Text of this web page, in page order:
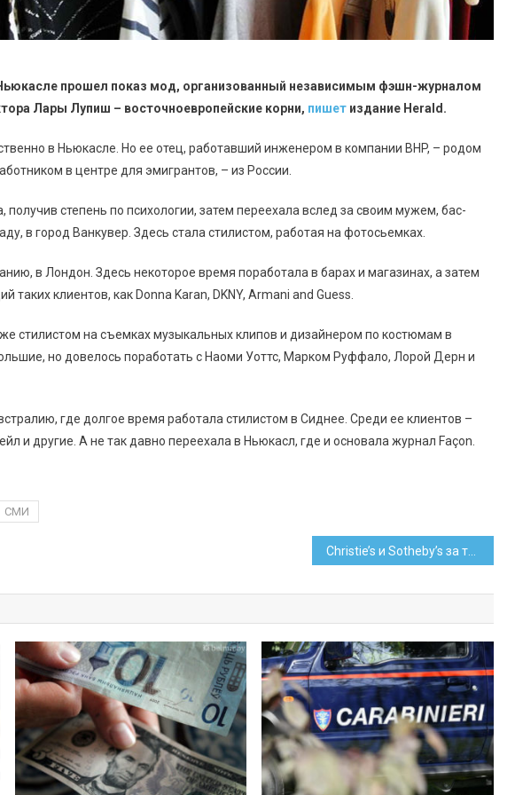
Ньюкасле прошел показ мод, организованный независимым фэшн-журналом
Лары Лупиш – восточноевропейские корни, пишет издание Herald.
в Ньюкасле. Но ее отец, работавший инженером в компании BHP, – родом
в центре для эмигрантов, – из России.
степень по психологии, затем переехала вслед за своим мужем, бас-
в город Ванкувер. Здесь стала стилистом, работая на фотосьемках.
в Лондон. Здесь некоторое время поработала в барах и магазинах, а затем
клиентов, как Donna Karan, DKNY, Armani and Guess.
стилистом на съемках музыкальных клипов и дизайнером по костюмам в
но довелось поработать с Наоми Уоттс, Марком Руффало, Лорой Дерн и
где долгое время работала стилистом в Сиднее. Среди ее клиентов –
и другие. А не так давно переехала в Ньюкасл, где и основала журнал Façon.
СМИ
Christie’s и Sotheby’s за три дня продали картин Шагала на 11,2 млн долларов